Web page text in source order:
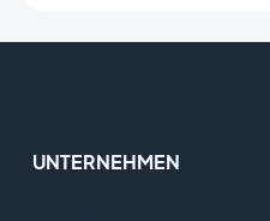
UNTERNEHMEN